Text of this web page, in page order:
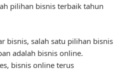
pilihan bisnis terbaik tahun
bisnis, salah satu pilihan bisnis
adalah bisnis online.
bisnis online terus